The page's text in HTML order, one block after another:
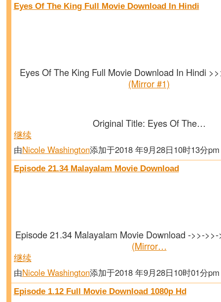
Eyes Of The King Full Movie Download In Hindi
Eyes Of The King Full Movie Download In Hindi
(Mirror #1)
Original Title: Eyes Of The…
继续
由Nicole Washington添加于2018 年9月28日10时13分
Episode 21.34 Malayalam Movie Download
Episode 21.34 Malayalam Movie Download ->>-
(Mirror…
继续
由Nicole Washington添加于2018 年9月28日10时01分
Episode 1.12 Full Movie Download 1080p Hd